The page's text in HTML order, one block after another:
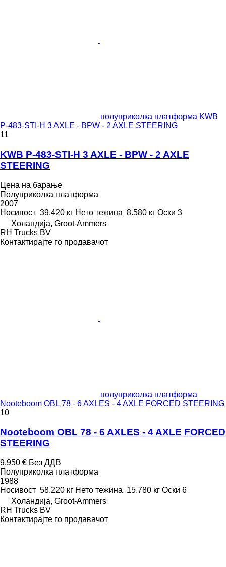
полуприколка платформа KWB
P-483-STI-H 3 AXLE - BPW - 2 AXLE STEERING
11
KWB P-483-STI-H 3 AXLE - BPW - 2 AXLE
STEERING
Цена на барање
Полуприколка платформа
2007
Носивост 39.420 кг Нето тежина 8.580 кг Оски 3
Холандија, Groot-Ammers
RH Trucks BV
Контактирајте го продавачот
полуприколка платформа
Nooteboom OBL 78 - 6 AXLES - 4 AXLE FORCED STEERING
10
Nooteboom OBL 78 - 6 AXLES - 4 AXLE FORCED
STEERING
9.950 € Без ДДВ
Полуприколка платформа
1988
Носивост 58.220 кг Нето тежина 15.780 кг Оски 6
Холандија, Groot-Ammers
RH Trucks BV
Контактирајте го продавачот